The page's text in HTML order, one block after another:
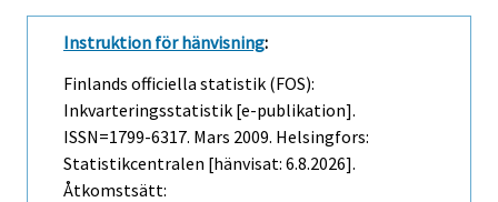
Instruktion för hänvisning:
Finlands officiella statistik (FOS):
Inkvarteringsstatistik [e-publikation].
ISSN=1799-6317. Mars 2009. Helsingfors:
Statistikcentralen [hänvisat: 6.8.2026].
Åtkomstsätt: